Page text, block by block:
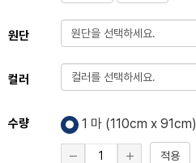
원단
컬러
수량 1 마 (110cm x 91cm)
적용